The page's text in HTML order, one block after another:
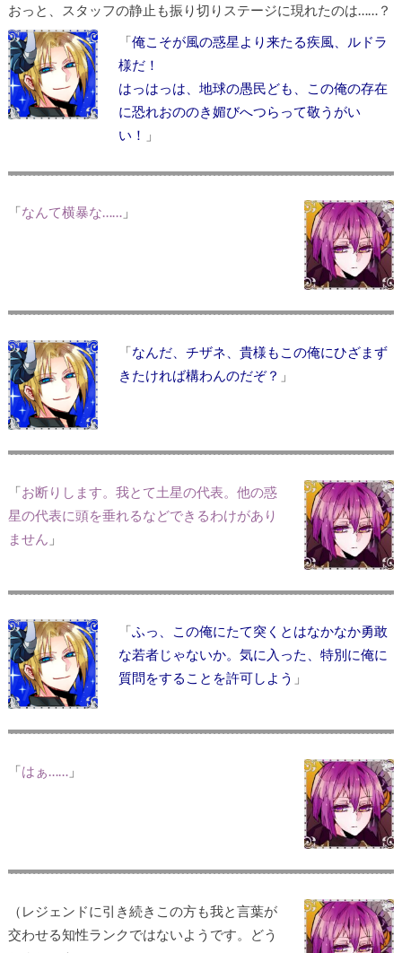
おっと、スタッフの静止も振り切りステージに現れたのは……？
「俺こそが風の惑星より来たる疾風、ルドラ
様だ！
はっはっは、地球の愚民ども、この俺の存在
に恐れおののき媚びへつらって敬うがい
い！
」
「なんて横暴な……」
「なんだ、チザネ、貴様もこの俺にひざまず
きたければ構わんのだぞ？ 」
「お断りします。我とて土星の代表。他の惑
星の代表に頭を垂れるなどできるわけがあり
ません
」
「ふっ、この俺にたて突くとはなかなか勇敢
な若者じゃないか。気に入った、特別に俺に
質問をすることを許可しよう 」
「はぁ……」
（レジェンドに引き続きこの方も我と言葉が
交わせる知性ランクではないようです。どう